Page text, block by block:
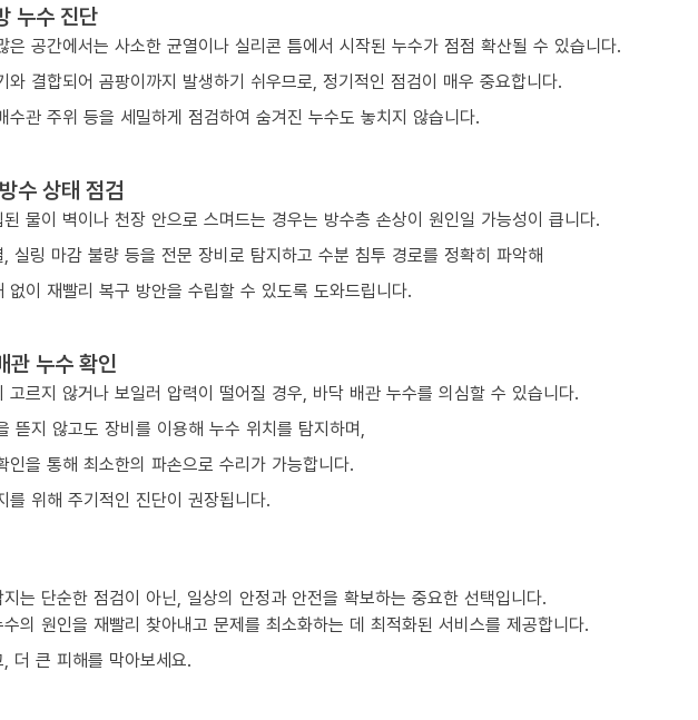
누수 진단
은 공간에서는 사소한 균열이나 실리콘 틈에서 시작된 누수가 점점 확산될 수 있습니다.
와 결합되어 곰팡이까지 발생하기 쉬우므로, 정기적인 점검이 매우 중요합니다.
수관 주위 등을 세밀하게 점검하여 숨겨진 누수도 놓치지 않습니다.
수 상태 점검
물이 벽이나 천장 안으로 스며드는 경우는 방수층 손상이 원인일 가능성이 큽니다.
, 실링 마감 불량 등을 전문 장비로 탐지하고 수분 침투 경로를 정확히 파악해
없이 재빨리 복구 방안을 수립할 수 있도록 도와드립니다.
관 누수 확인
고르지 않거나 보일러 압력이 떨어질 경우, 바닥 배관 누수를 의심할 수 있습니다.
뜯지 않고도 장비를 이용해 누수 위치를 탐지하며,
인을 통해 최소한의 파손으로 수리가 가능합니다.
를 위해 주기적인 진단이 권장됩니다.
는 단순한 점검이 아닌, 일상의 안정과 안전을 확보하는 중요한 선택입니다.
의 원인을 재빨리 찾아내고 문제를 최소화하는 데 최적화된 서비스를 제공합니다.
더 큰 피해를 막아보세요.